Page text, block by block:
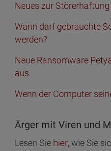
Neues zur
Wann darf gebrauchte
werden?
Neue Ransomware
aus
Wenn der Computer
Ärger mit Viren und
Lesen Sie hier, wie Sie